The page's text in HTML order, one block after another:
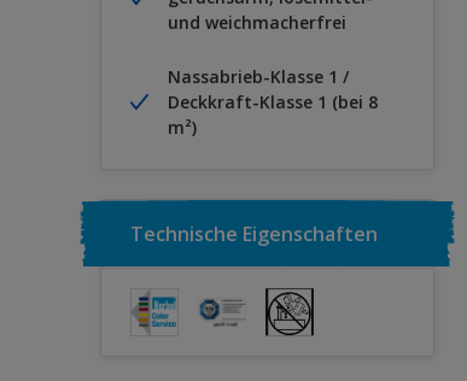
und weichmacherfrei
Nassabrieb-Klasse 1 /
Deckkraft-Klasse 1 (bei 8
m²)
Technische Eigenschaften